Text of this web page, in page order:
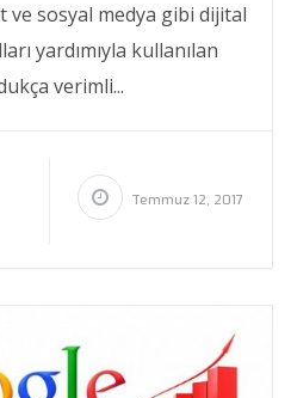
sosyal medya gibi dijital
yardımıyla kullanılan
verimli...
Temmuz 12, 2017